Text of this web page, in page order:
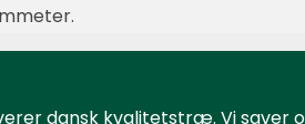
dansk kvalitetstræ. Vi saver